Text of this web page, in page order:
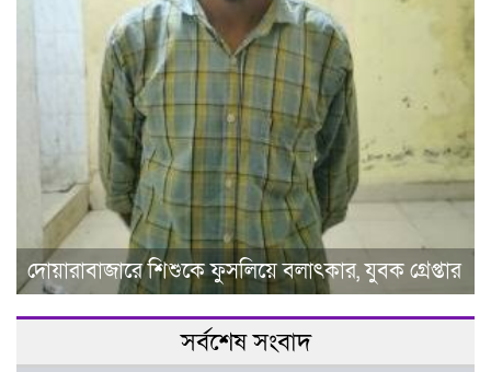
দোয়ারাবাজারে শিশুকে ফুসলিয়ে বলাৎকার, যুবক গ্রেপ্তার
সর্বশেষ সংবাদ